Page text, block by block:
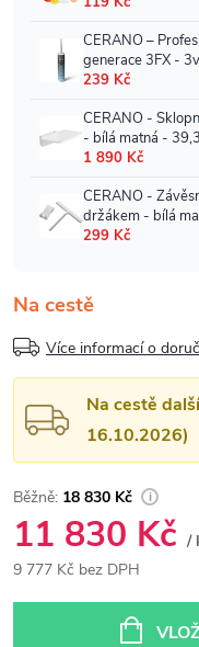
Na cestě
Více informací o
Na cestě
16.10.2026)
18 830 Kč
11 830 Kč /
9 777 Kč bez DPH